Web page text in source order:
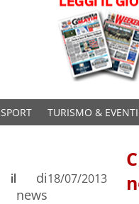
SPORT TURISMO & EVENTI
di
news
il 18/07/2013